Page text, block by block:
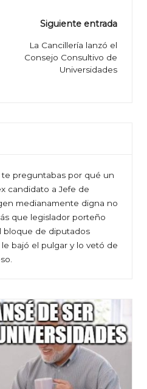
Siguiente entrada
La Cancillería lanzó el
Consejo Consultivo de
Universidades
preguntabas por qué un
candidato a Jefe de
medianamente digna no
que legislador porteño
bloque de diputados
bajó el pulgar y lo vetó de